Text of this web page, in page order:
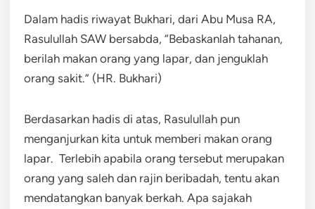
Dalam hadis riwayat Bukhari, dari Abu Musa RA,
Rasulullah SAW bersabda, “Bebaskanlah tahanan,
berilah makan orang yang lapar, dan jenguklah
orang sakit.” (HR. Bukhari)
Berdasarkan hadis di atas, Rasulullah pun
menganjurkan kita untuk memberi makan orang
lapar. Terlebih apabila orang tersebut merupakan
orang yang saleh dan rajin beribadah, tentu akan
mendatangkan banyak berkah. Apa sajakah